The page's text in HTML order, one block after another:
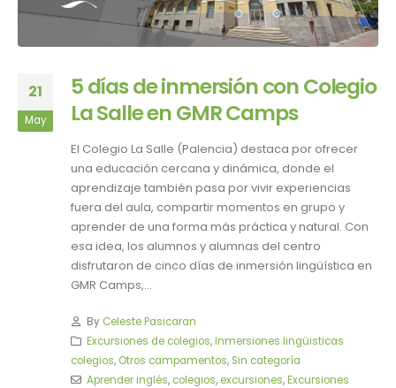
21
May
5 días de inmersión con Colegio
La Salle en GMR Camps
El Colegio La Salle (Palencia) destaca por ofrecer
una educación cercana y dinámica, donde el
aprendizaje también pasa por vivir experiencias
fuera del aula, compartir momentos en grupo y
aprender de una forma más práctica y natural. Con
esa idea, los alumnos y alumnas del centro
disfrutaron de cinco días de inmersión lingüística en
GMR Camps,...
By Celeste Pasicaran
Excursiones de colegios,Inmersiones lingüisticas
colegios, Otros campamentos, Sin categoría
Aprender inglés, colegios, excursiones,Excursiones